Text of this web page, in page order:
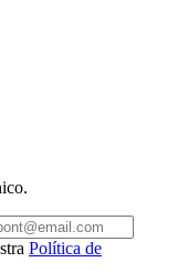
Política de